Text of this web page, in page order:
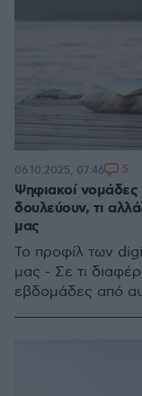
Ψηφιακοί
δουλεύουν, τι
μας
Το προφίλ των
μας - Σε τι
εβδομάδες από
06.10.2025, 07:46 5